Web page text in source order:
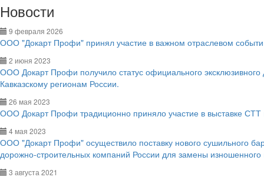
Новости
9 февраля 2026
ООО "Докарт Профи" принял участие в важном отраслевом
2 июня 2023
ООО Докарт Профи получило статус официального
Кавказскому регионам России.
26 мая 2023
ООО Докарт Профи традиционно приняло участие в выставке СТТ
4 мая 2023
ООО "Докарт Профи" осуществило поставку нового сушильного
дорожно-строительных компаний России для замены
3 августа 2021